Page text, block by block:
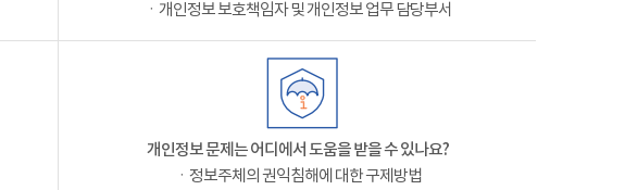
ㆍ개인정보 보호책임자 및 개인정보 업무 담당부서
개인정보 문제는 어디에서 도움을 받을 수 있나요?
ㆍ정보주체의 권익침해에 대한 구제방법